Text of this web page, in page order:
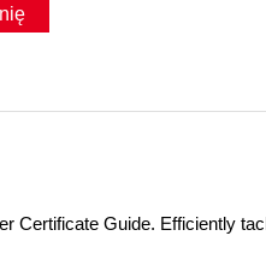
Certificate Guide. Efficiently